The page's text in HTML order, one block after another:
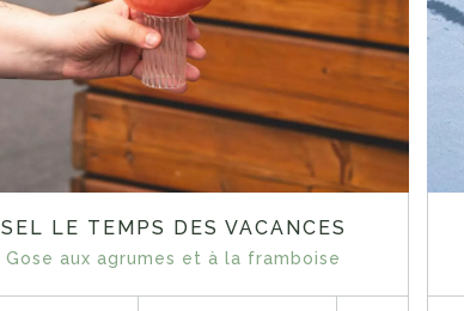
SEL LE TEMPS DES VACANCES
Gose aux agrumes et à la framboise